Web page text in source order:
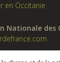
en Occitanie
Nationale des